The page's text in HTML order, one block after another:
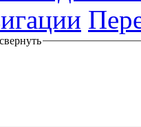
свернуть